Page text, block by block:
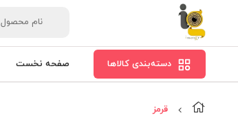
دسته‌بندی کالاها صفحه نخست
قرمز